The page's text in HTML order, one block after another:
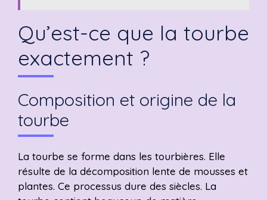
Qu’est-ce que la tourbe
exactement ?
Composition et origine de la
tourbe
La tourbe se forme dans les tourbières. Elle
résulte de la décomposition lente de mousses et
plantes. Ce processus dure des siècles. La